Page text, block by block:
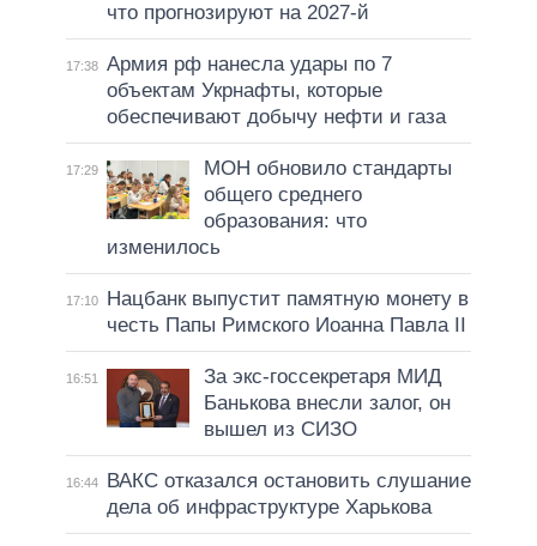
что прогнозируют на 2027-й
17:38 Армия рф нанесла удары по 7
объектам Укрнафты, которые
обеспечивают добычу нефти и газа
17:29
МОН обновило стандарты
общего среднего
образования: что
изменилось
17:10
Нацбанк выпустит памятную монету в
честь Папы Римского Иоанна Павла II
16:51
За экс-госсекретаря МИД
Банькова внесли залог, он
вышел из СИЗО
16:44
ВАКС отказался остановить слушание
дела об инфраструктуре Харькова